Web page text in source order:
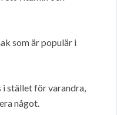
som är populär i
i stället för varandra,
något.